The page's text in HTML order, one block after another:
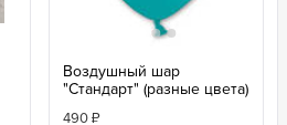
Воздушный шар
"Стандарт" (разные цвета)
490₽